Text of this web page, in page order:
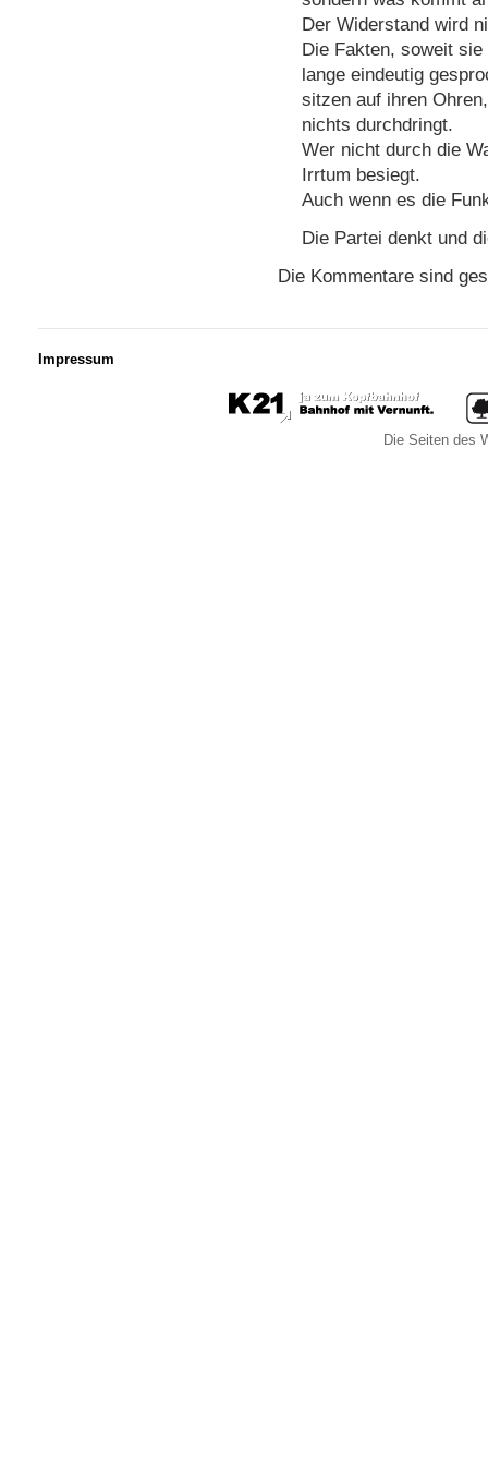
Der Widerstand wird
Die Fakten, soweit
lange eindeutig
sitzen auf ihren
nichts durchdringt.
Wer nicht durch die
Irrtum besiegt.
Auch wenn es die
Die Partei denkt und
Die Kommentare sind
Impressum
Die Seiten des